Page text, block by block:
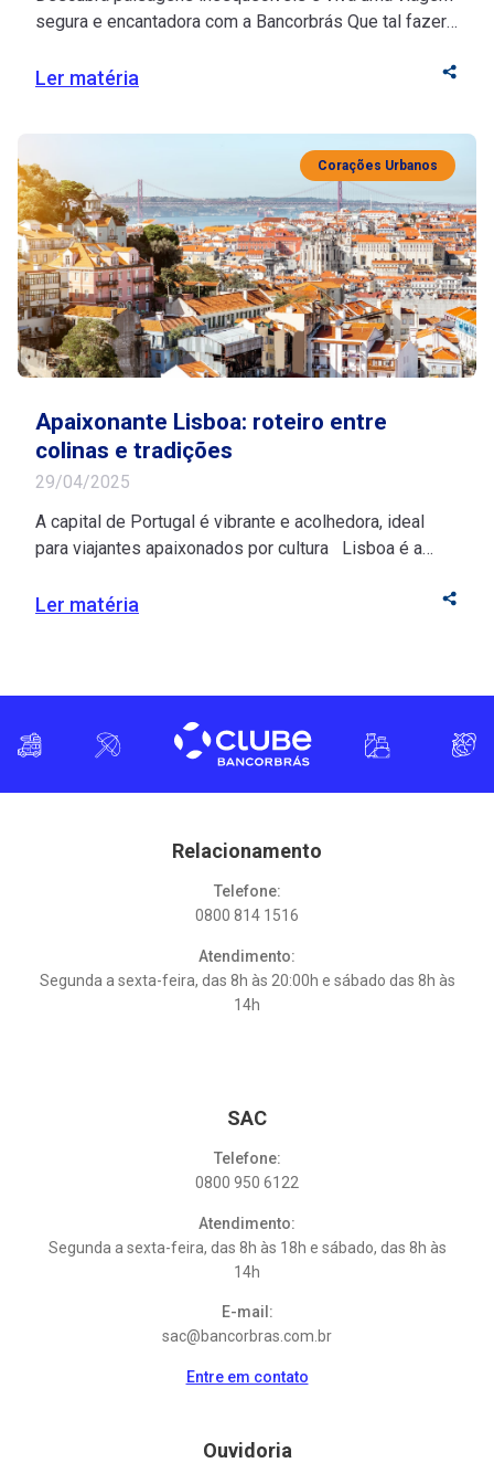
segura e encantadora com a Bancorbrás Que tal fazer
Irlanda com tranquilidade e inspiração? Se você está
deslumbrantes. Fonte de inspiração para artistas, […]
Ler matéria
Corações Urbanos
Apaixonante Lisboa: roteiro entre
colinas e tradições
29/04/2025
A capital de Portugal é vibrante e acolhedora, ideal
para viajantes apaixonados por cultura Lisboa é a
extensas, repletas de prédios históricos, conectam
Ler matéria
Relacionamento
Telefone:
0800 814 1516
Atendimento:
Segunda a sexta-feira, das 8h às 20:00h e sábado das 8h às
14h
SAC
Telefone:
0800 950 6122
Atendimento:
Segunda a sexta-feira, das 8h às 18h e sábado, das 8h às
14h
E-mail:
sac@bancorbras.com.br
Entre em contato
Ouvidoria